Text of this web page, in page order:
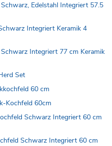
Edelstahl Integriert 57.5
Integriert Keramik 4
Integriert 77 cm Keramik
Set
60 cm
Kochfeld 60cm
Schwarz Integriert 60 cm
Schwarz Integriert 60 cm